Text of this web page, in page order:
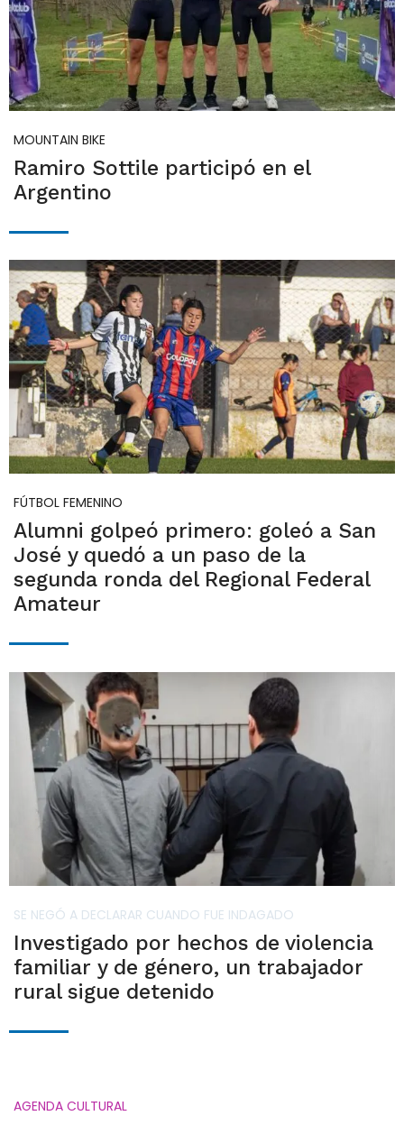
MOUNTAIN BIKE
Ramiro Sottile participó en el
Argentino
FÚTBOL FEMENINO
Alumni golpeó primero: goleó a San
José y quedó a un paso de la
segunda ronda del Regional Federal
Amateur
SE NEGÓ A DECLARAR CUANDO FUE INDAGADO
Investigado por hechos de violencia
familiar y de género, un trabajador
rural sigue detenido
AGENDA CULTURAL